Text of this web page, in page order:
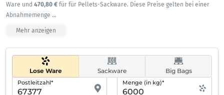
Ware und 470,80 € für für Pellets-Sackware. Diese Preise gelten bei einer
Abnahmemenge ...
Mehr anzeigen
Lose Ware Sackware Big Bags
Postleitzahl* Menge (in kg)*